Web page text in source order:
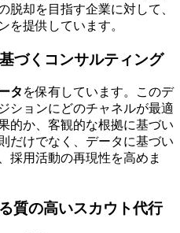
脱却を目指す企業に対して、
を提供しています。
づくコンサルティング
タ を保有しています。このデ
ションにどのチャネルが最適
的か、客観的な根拠に基づい
だけでなく、データに基づい
採用活動の再現性を高めま
質の高いスカウト代行